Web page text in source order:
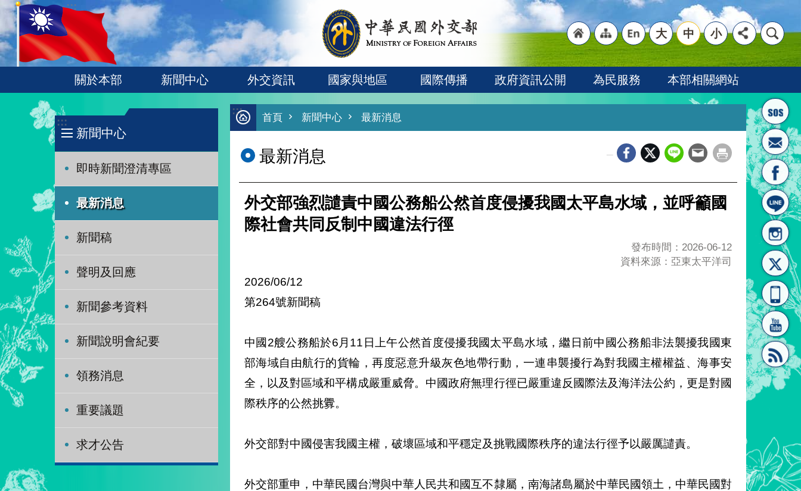
跳到主要內容區塊
:::
首頁
結]"
"網
站導
[連
"英
文語
大 中 小
關於本部 新聞中心 外交資訊 國家與地區 國際傳播 政府資訊公開 為民服務 本部相關網站
:::
新聞中心
即時新聞澄清專區
最新消息
新聞稿
聲明及回應
新聞參考資料
新聞說明會紀要
領務消息
重要議題
求才公告
:::
首頁 新聞中心 最新消息
最新消息
外交部強烈譴責中國公務船公然首度侵擾我國太平島水域，並呼籲國
際社會共同反制中國違法行徑
發布時間：2026-06-12
資料來源：亞東太平洋司
2026/06/12
第264號新聞稿
中國2艘公務船於6月11日上午公然首度侵擾我國太平島水域，繼日前中國公務船非法襲擾我國東
部海域自由航行的貨輪，再度惡意升級灰色地帶行動，一連串襲擾行為對我國主權權益、海事安
全，以及對區域和平構成嚴重威脅。中國政府無理行徑已嚴重違反國際法及海洋法公約，更是對國
際秩序的公然挑釁。
外交部對中國侵害我國主權，破壞區域和平穩定及挑戰國際秩序的違法行徑予以嚴厲譴責。
外交部重申，中華民國台灣與中華人民共和國互不隸屬，南海諸島屬於中華民國領土，中華民國對